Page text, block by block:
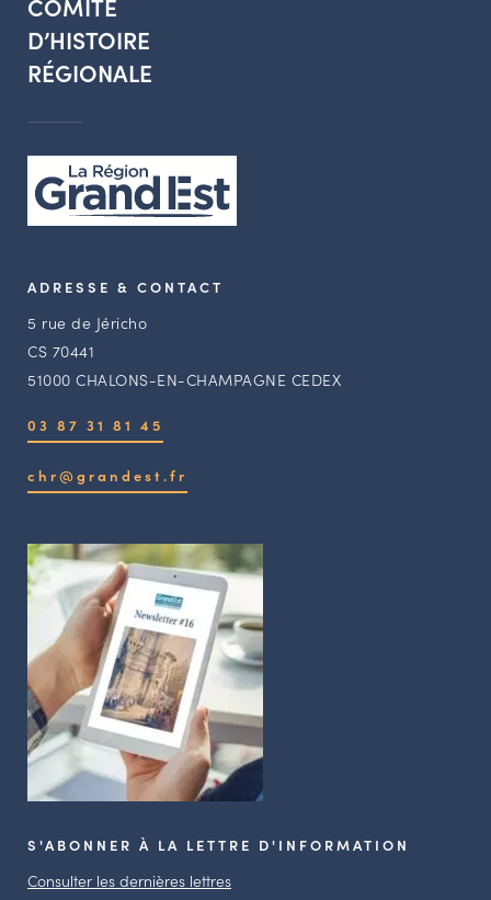
D’HISTOIRE
RÉGIONALE
ADRESSE & CONTACT
5 rue de Jéricho
CS 70441
51000 CHALONS-EN-CHAMPAGNE CEDEX
03 87 31 81 45
chr@grandest.fr
S'ABONNER À LA LETTRE D'INFORMATION
Consulter les dernières lettres